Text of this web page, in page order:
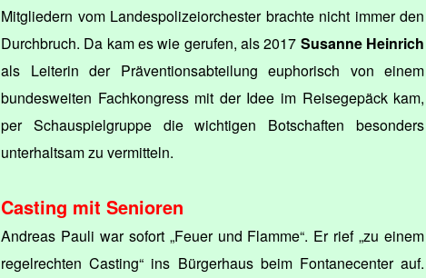
Mitgliedern vom Landespolizeiorchester brachte nicht immer den
Durchbruch. Da kam es wie gerufen, als 2017 Susanne Heinrich
als Leiterin der Präventionsabteilung euphorisch von einem
bundesweiten Fachkongress mit der Idee im Reisegepäck kam,
per Schauspielgruppe die wichtigen Botschaften besonders
unterhaltsam zu vermitteln.
Casting mit Senioren
Andreas Pauli war sofort „Feuer und Flamme“. Er rief „zu einem
regelrechten Casting“ ins Bürgerhaus beim Fontanecenter auf.